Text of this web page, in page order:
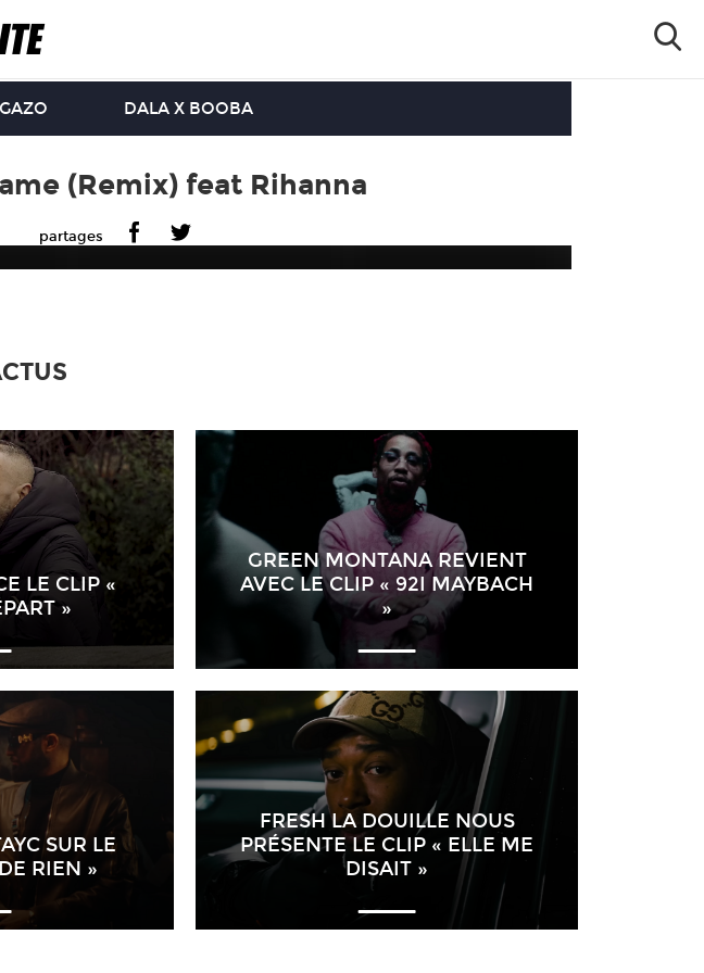
DALA X BOOBA
(Remix) feat Rihanna
partages
LE CLIP «
»
GREEN MONTANA REVIENT
AVEC LE CLIP « 92I MAYBACH
»
SUR LE
RIEN »
FRESH LA DOUILLE NOUS
PRÉSENTE LE CLIP « ELLE ME
DISAIT »